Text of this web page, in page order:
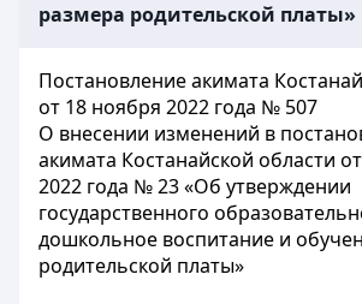
размера родительской платы»
Постановление акимата
от 18 ноября 2022 года № 507
О внесении изменений в
акимата Костанайской области
2022 года № 23 «Об утверждении
государственного
дошкольное воспитание и
родительской платы»